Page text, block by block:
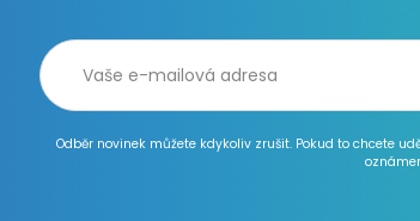
Odběr novinek můžete kdykoliv zrušit. Pokud to chcete